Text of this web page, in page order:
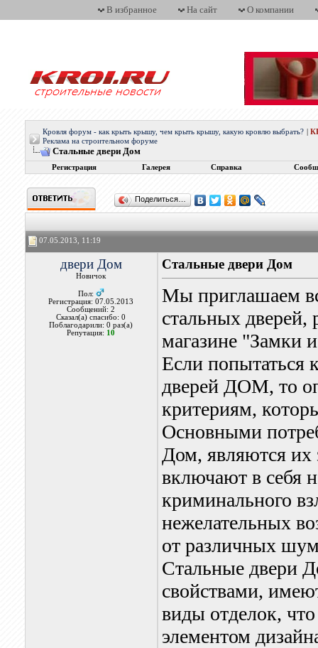
В избранное На сайт О компании
Кровля форум - как крыть крышу, чем крыть крышу, какую кровлю выбрать?
Реклама на строительном форуме
Стальные двери Дом
Регистрация Галерея Справка
Поделиться…
07.05.2013, 11:19
двери Дом
Новичок
Пол:
Регистрация: 07.05.2013
Сообщений: 2
Сказал(а) спасибо: 0
Поблагодарили: 0 раз(а)
Репутация: 10
Стальные двери Дом
Мы приглашаем
стальных
магазине "Замки
Если попытаться
дверей ДОМ, то
критериям,
Основными
Дом, являются их
включают в себя
криминального
нежелательных
от различных
Стальные двери
свойствами,
виды отделок,
элементом